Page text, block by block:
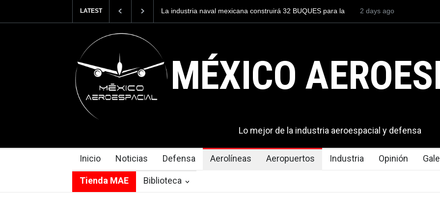
LATEST
Entrenar a un piloto para volar los nuevos C-130J mexicanos
México se posiciona
del mundo, al superar
exportaciones en el
3 days ago
MÉXICO
Lo mejor de la industria aeroespacial y defensa
Inicio Noticias Defensa Aerolíneas Aeropuertos Industria Opinión
Tienda MAE Biblioteca